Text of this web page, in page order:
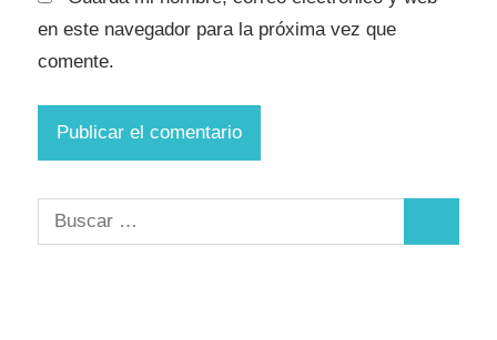
en este navegador para la próxima vez que
comente.
Buscar: